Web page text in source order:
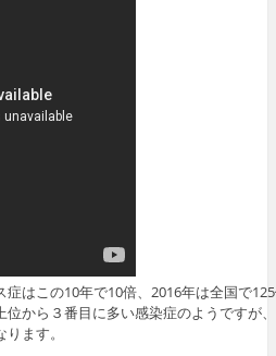
はこの10年で10倍、2016年は全国で
から３番目に多い感染症のようですが
ます。